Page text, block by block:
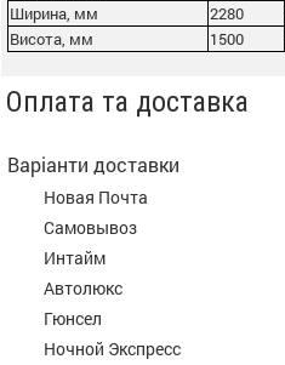
Ширина, мм
2280
Висота, мм
1500
Оплата та доставка
Варіанти доставки
Новая Почта
Самовывоз
Интайм
Автолюкс
Гюнсел
Ночной Экспресс